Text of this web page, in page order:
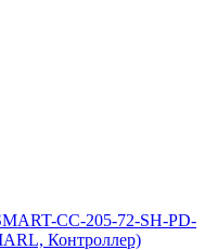
CC-205-72-SH-PD-
Контроллер)